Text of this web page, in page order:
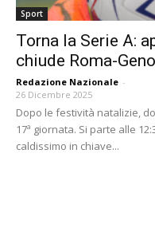
Sport
Torna la Serie A:
chiude Roma-
Redazione Nazionale -
26 Dicembre 2025
Dopo le festività natalizie,
17ª giornata. Si parte alle
caldissimo in chiave...